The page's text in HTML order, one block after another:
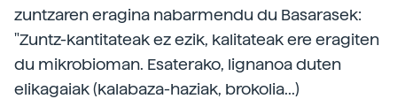
zuntzaren eragina nabarmendu du Basarasek:
"Zuntz-kantitateak ez ezik, kalitateak ere eragiten
du mikrobioman. Esaterako, lignanoa duten
elikagaiak (kalabaza-haziak, brokolia...)